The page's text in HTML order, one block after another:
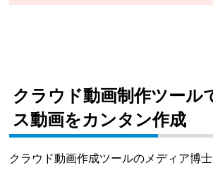
クラウド動画制作ツール
ス動画をカンタン作成
クラウド動画作成ツールのメディア博